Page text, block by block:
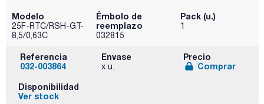
Modelo
25F-RTC/RSH-GT-
8,5/0,63C
Émbolo de
reemplazo
032815
Pack (u.)
1
Referencia
032-003864
Envase
x u.
Precio
Comprar
Disponibilidad
Ver stock